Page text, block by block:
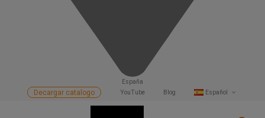
España
Español
Blog
YouTube
Decargar catalogo